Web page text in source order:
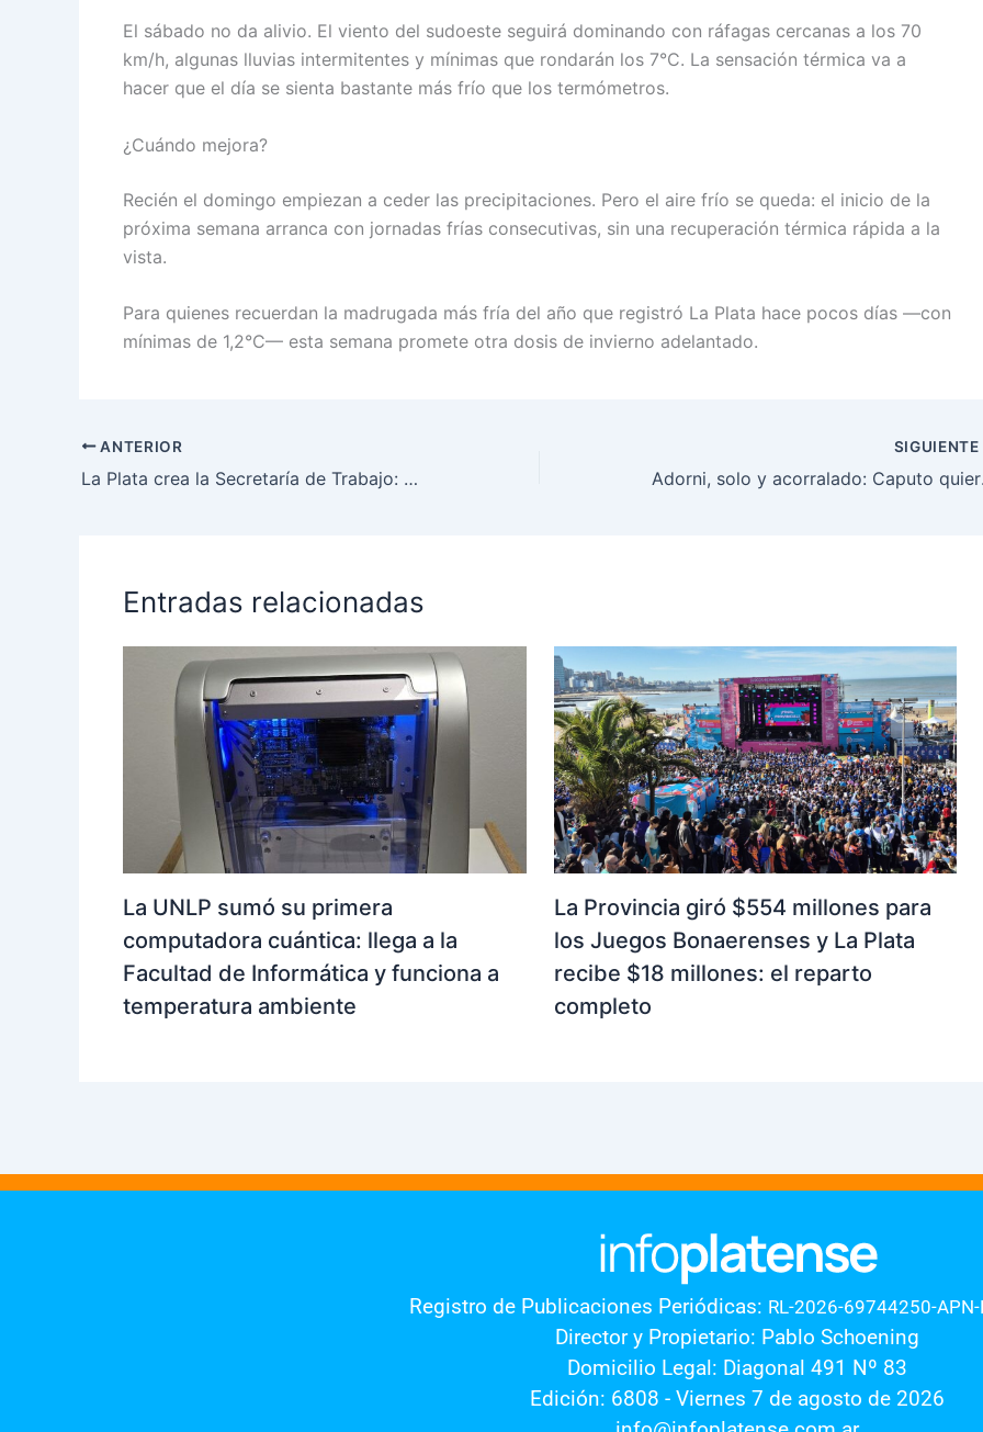
El sábado no da alivio. El viento del sudoeste seguirá dominando con ráfagas cercanas a los 70
km/h, algunas lluvias intermitentes y mínimas que rondarán los 7°C. La sensación térmica va a
hacer que el día se sienta bastante más frío que los termómetros.
¿Cuándo mejora?
Recién el domingo empiezan a ceder las precipitaciones. Pero el aire frío se queda: el inicio de la
próxima semana arranca con jornadas frías consecutivas, sin una recuperación térmica rápida a la
vista.
Para quienes recuerdan la madrugada más fría del año que registró La Plata hace pocos días —con
mínimas de 1,2°C— esta semana promete otra dosis de invierno adelantado.
ANTERIOR
La Plata crea la Secretaría de Trabajo: Alak presentó agenda laboral con el ministro Correa
SIGUIENTE
Adorni,
Entradas relacionadas
La UNLP sumó su primera
computadora cuántica: llega a la
Facultad de Informática y funciona a
temperatura ambiente
La Provincia giró $554 millones para
los Juegos Bonaerenses y La Plata
recibe $18 millones: el reparto
completo
Registro de Publicaciones Periódicas: RL-2026-69744250-
Director y Propietario: Pablo Schoening
Domicilio Legal: Diagonal 491 Nº 83
Edición: 6808 - Viernes 7 de agosto de 2026